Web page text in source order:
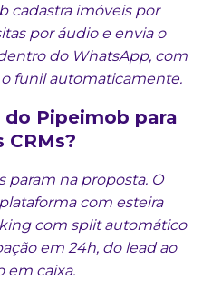
cadastra imóveis por
por áudio e envia o
do WhatsApp, com
funil automaticamente.
Pipeimob para
CRMs?
param na proposta. O
com esteira
com split automático
em 24h, do lead ao
em caixa.